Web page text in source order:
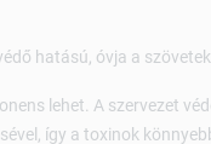
hatású, óvja a
lehet. A szervezet
így a toxinok